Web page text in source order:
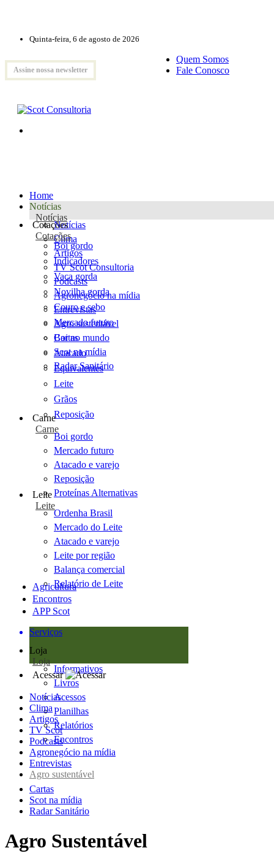
Quinta-feira, 6 de agosto de 2026
Assine nossa newsletter
Quem Somos
Fale Conosco
Home
Notícias
Notícias
Notícias
Clima
Artigos
TV Scot Consultoria
Podcasts
Agronegócio na mídia
Entrevistas
Agro sustentável
Cartas
Scot na mídia
Radar Sanitário
Cotações
Cotações
Boi gordo
Indicadores
Vaca gorda
Novilha gorda
Couro e sebo
Mercado futuro
Boi no mundo
Atacado
Equivalentes
Leite
Grãos
Reposição
Carne
Carne
Boi gordo
Mercado futuro
Atacado e varejo
Reposição
Proteínas Alternativas
Leite
Leite
Ordenha Brasil
Mercado do Leite
Atacado e varejo
Leite por região
Balança comercial
Relatório de Leite
Agricultura
Encontros
APP Scot
Serviços
Loja
Loja
Informativos
Livros
Acessos
Planilhas
Relatórios
Encontros
Acessar
Notícias
Clima
Artigos
TV Scot
Podcasts
Agronegócio na mídia
Entrevistas
Agro sustentável
Cartas
Scot na mídia
Radar Sanitário
Agro Sustentável